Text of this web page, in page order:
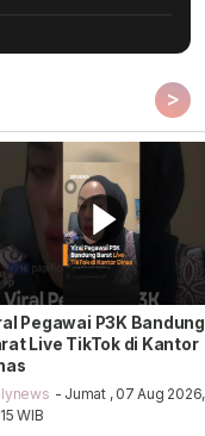
>
Pegawai P3K Bandung
Live TikTok di Kantor
- Jumat , 07 Aug 2026,
WIB